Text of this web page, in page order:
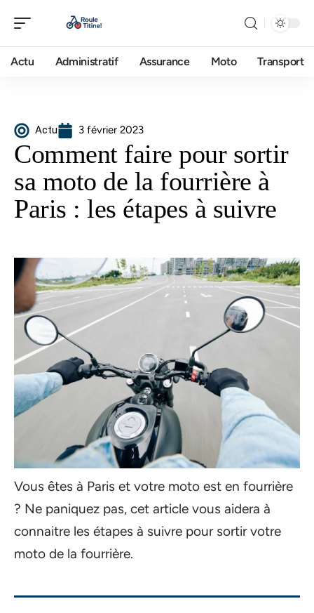
Actu Administratif Assurance Moto Transport
Actu 3 février 2023
Comment faire pour sortir
sa moto de la fourrière à
Paris : les étapes à suivre
Vous êtes à Paris et votre moto est en fourrière
? Ne paniquez pas, cet article vous aidera à
connaitre les étapes à suivre pour sortir votre
moto de la fourrière.